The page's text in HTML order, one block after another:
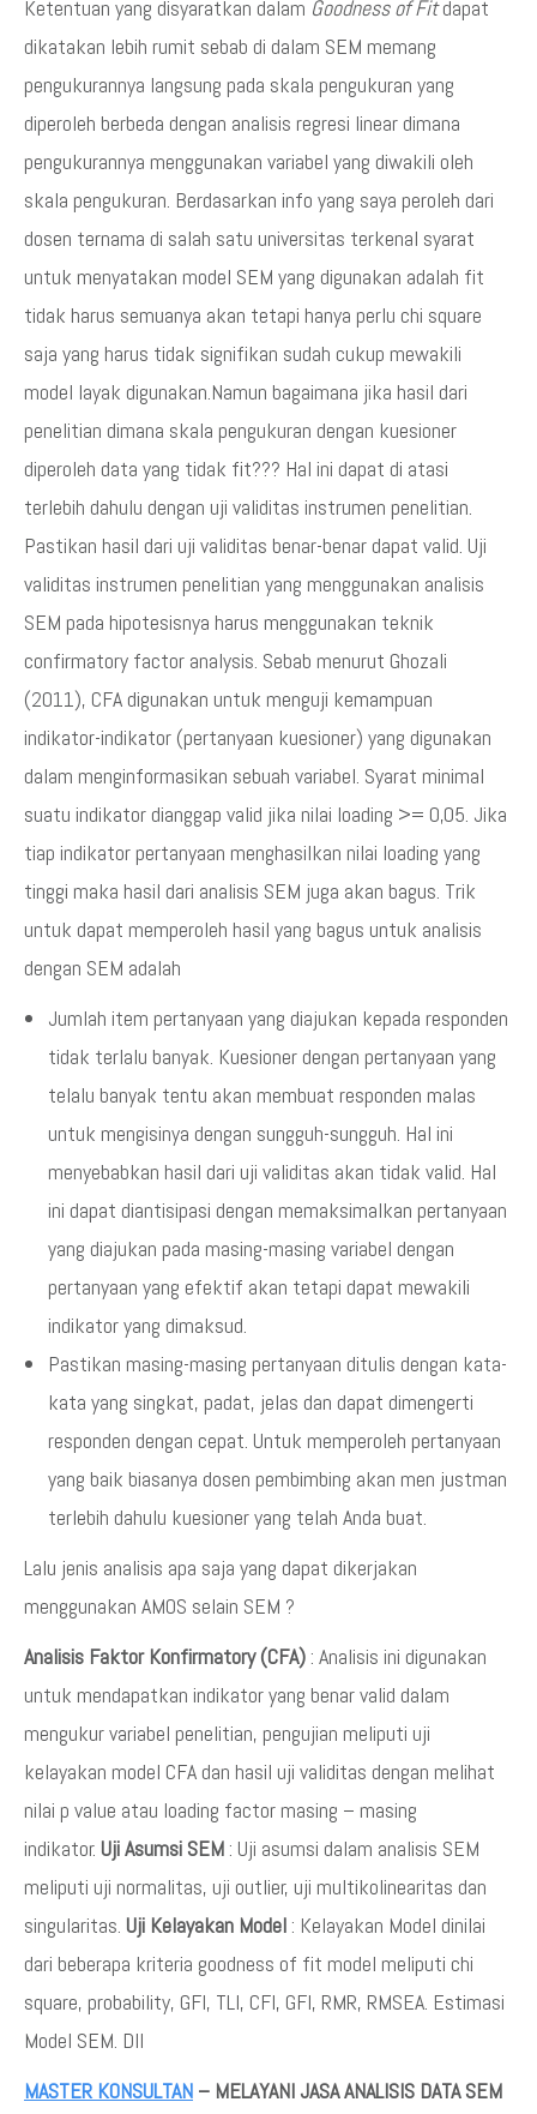
Ketentuan yang disyaratkan dalam Goodness of Fitdapat
dikatakan lebih rumit sebab di dalam SEM memang
pengukurannya langsung pada skala pengukuran yang
diperoleh berbeda dengan analisis regresi linear dimana
pengukurannya menggunakan variabel yang diwakili oleh
skala pengukuran. Berdasarkan info yang saya peroleh dari
dosen ternama di salah satu universitas terkenal syarat
untuk menyatakan model SEM yang digunakan adalah fit
tidak harus semuanya akan tetapi hanya perlu chi square
saja yang harus tidak signifikan sudah cukup mewakili
model layak digunakan.Namun bagaimana jika hasil dari
penelitian dimana skala pengukuran dengan kuesioner
diperoleh data yang tidak fit??? Hal ini dapat di atasi
terlebih dahulu dengan uji validitas instrumen penelitian.
Pastikan hasil dari uji validitas benar-benar dapat valid. Uji
validitas instrumen penelitian yang menggunakan analisis
SEM pada hipotesisnya harus menggunakan teknik
confirmatory factor analysis. Sebab menurut Ghozali
(2011), CFA digunakan untuk menguji kemampuan
indikator-indikator (pertanyaan kuesioner) yang digunakan
dalam menginformasikan sebuah variabel. Syarat minimal
suatu indikator dianggap valid jika nilai loading >= 0,05. Jika
tiap indikator pertanyaan menghasilkan nilai loading yang
tinggi maka hasil dari analisis SEM juga akan bagus. Trik
untuk dapat memperoleh hasil yang bagus untuk analisis
dengan SEM adalah
Jumlah item pertanyaan yang diajukan kepada responden
tidak terlalu banyak. Kuesioner dengan pertanyaan yang
telalu banyak tentu akan membuat responden malas
untuk mengisinya dengan sungguh-sungguh. Hal ini
menyebabkan hasil dari uji validitas akan tidak valid. Hal
ini dapat diantisipasi dengan memaksimalkan pertanyaan
yang diajukan pada masing-masing variabel dengan
pertanyaan yang efektif akan tetapi dapat mewakili
indikator yang dimaksud.
Pastikan masing-masing pertanyaan ditulis dengan kata-
kata yang singkat, padat, jelas dan dapat dimengerti
responden dengan cepat. Untuk memperoleh pertanyaan
yang baik biasanya dosen pembimbing akan men justman
terlebih dahulu kuesioner yang telah Anda buat.
Lalu jenis analisis apa saja yang dapat dikerjakan
menggunakan AMOS selain SEM ?
Analisis Faktor Konfirmatory (CFA) : Analisis ini digunakan
untuk mendapatkan indikator yang benar valid dalam
mengukur variabel penelitian, pengujian meliputi uji
kelayakan model CFA dan hasil uji validitas dengan melihat
nilai p value atau loading factor masing – masing
indikator. Uji Asumsi SEM : Uji asumsi dalam analisis SEM
meliputi uji normalitas, uji outlier, uji multikolinearitas dan
singularitas. Uji Kelayakan Model : Kelayakan Model dinilai
dari beberapa kriteria goodness of fit model meliputi chi
square, probability, GFI, TLI, CFI, GFI, RMR, RMSEA. Estimasi
Model SEM. Dll
MASTER KONSULTAN – MELAYANI JASA ANALISIS DATA SEM